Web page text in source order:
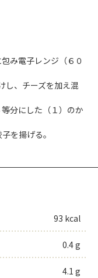
み電子レンジ（６０
し、チーズを加え混
分にした（１）のか
を揚げる。
93 kcal
0.4 g
4.1 g